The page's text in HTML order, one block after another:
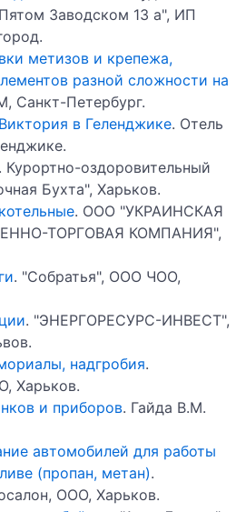
Заводском 13 а", ИП
метизов и крепежа,
разной сложности на
Санкт-Петербург.
в Геленджике. Отель
. Курортно-оздоровительный
Бухта", Харьков.
. ООО "УКРАИНСКАЯ
ТОРГОВАЯ КОМПАНИЯ",
. "Собратья", ООО ЧОО,
. "ЭНЕРГОРЕСУРС-ИНВЕСТ",
надгробия.
Харьков.
и приборов. Гайда В.М.
автомобилей для работы
(пропан, метан).
ООО, Харьков.